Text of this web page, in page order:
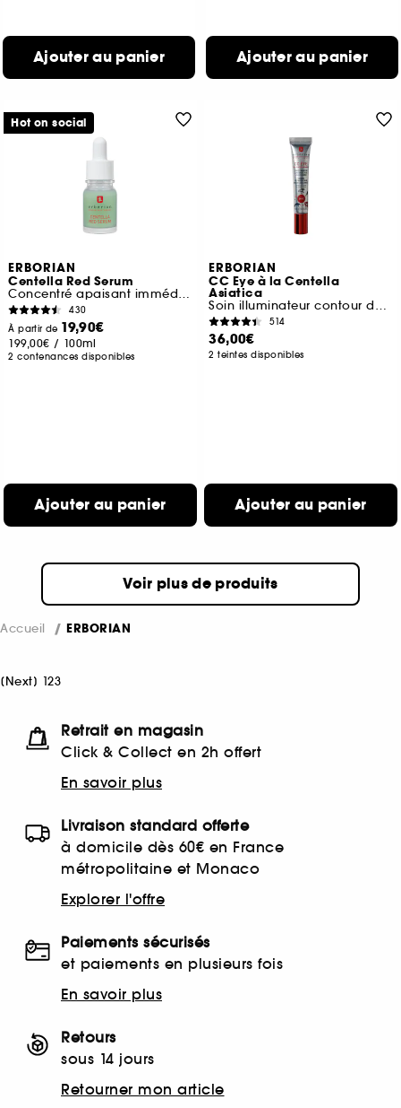
Ajouter au panier Ajouter au panier
ERBORIAN
Centella Red Serum
Concentré apaisant immédiat
430
À partir de 19,90€
199,00€ / 100ml
2 contenances disponibles
Ajouter au panier
Hot on social
ERBORIAN
CC Eye à la Centella
Asiatica
Soin illuminateur contour des yeux
514
36,00€
2 teintes disponibles
Ajouter au panier
Voir plus de produits
Accueil ERBORIAN
[Next] 123
Retrait en magasin
Click & Collect en 2h offert
En savoir plus
Livraison standard offerte
à domicile dès 60€ en France
métropolitaine et Monaco
Explorer l'offre
Paiements sécurisés
et paiements en plusieurs fois
En savoir plus
Retours
sous 14 jours
Retourner mon article